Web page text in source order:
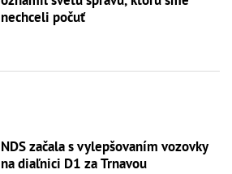
nechceli počuť
NDS začala s vylepšovaním vozovky
na diaľnici D1 za Trnavou